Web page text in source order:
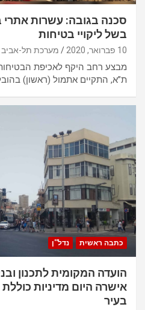
סכנה בגובה: עשרות אתרי
בשל ליקויי בטיחות
10 פברואר, 2020 מערכת תל-אביב
מבצע רחב היקף לאכיפת
ת”א, התקיים אתמול (ראשון)
כתבה ראשית נדל''ן
הועדה המקומית לתכנון
אישרה היום מדיניות
בעיר